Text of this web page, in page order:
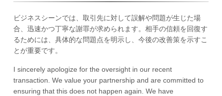
ビジネスシーンでは、取引先に対して誤解や問題が生じた場
合、迅速かつ丁寧な謝罪が求められます。相手の信頼を回復す
るためには、具体的な問題点を明示し、今後の改善策を示すこ
とが重要です。
I sincerely apologize for the oversight in our recent
transaction. We value your partnership and are committed to
ensuring that this does not happen again. We have